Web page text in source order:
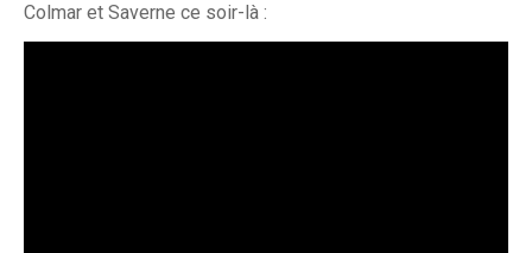
Colmar et Saverne ce soir-là :